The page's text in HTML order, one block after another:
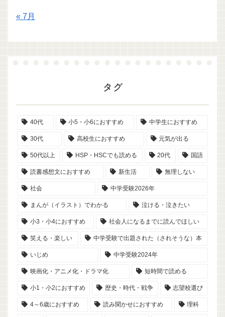
« 7月
タグ
40代 小5・小6におすすめ 中学生におすすめ
30代 高校生におすすめ 元気が出る
50代以上 HSP・HSCでも読める 20代 国語
読書感想文におすすめ 新生活 無理しない
社会 中学受験2026年
まんが（イラスト）でわかる 泣ける・泣きたい
小3・小4におすすめ 社会人になるまでに読んでほしい
笑える・楽しい 中学受験で出題された（されそうな）本
いじめ 中学受験2024年
映画化・アニメ化・ドラマ化 短時間で読める
小1・小2におすすめ 歴史・時代・戦争 志望校選び
4～6歳におすすめ 読み聞かせにおすすめ 理科